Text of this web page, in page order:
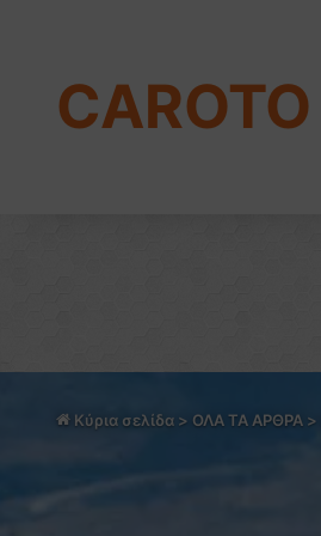
CAROTO
Κύρια σελίδα > ΟΛΑ ΤΑ ΑΡΘΡΑ >